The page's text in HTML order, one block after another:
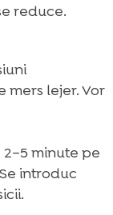
reduce.
mers lejer. Vor
minute pe
introduc